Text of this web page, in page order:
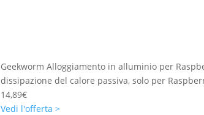
Geekworm Alloggiamento in alluminio per
dissipazione del calore passiva, solo per
14,89€
Vedi l'offerta >